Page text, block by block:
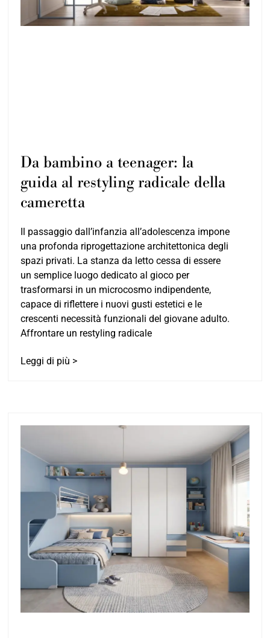
Da bambino a teenager: la
guida al restyling radicale della
cameretta
Il passaggio dall’infanzia all’adolescenza impone
una profonda riprogettazione architettonica degli
spazi privati. La stanza da letto cessa di essere
un semplice luogo dedicato al gioco per
trasformarsi in un microcosmo indipendente,
capace di riflettere i nuovi gusti estetici e le
crescenti necessità funzionali del giovane adulto.
Affrontare un restyling radicale
Leggi di più >